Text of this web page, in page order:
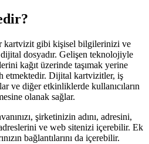
kartvizit gibi kişisel bilgilerinizi ve
dosyadır. Gelişen teknolojiyle
kağıt üzerinde taşımak yerine
etmektedir. Dijital kartvizitler, iş
ve diğer etkinliklerde kullanıcıların
olanak sağlar.
şirketinizin adını, adresini,
ve web sitenizi içerebilir. Ek
bağlantılarını da içerebilir.